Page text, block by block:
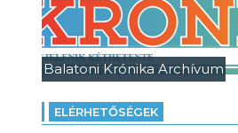
Balatoni Krónika Archívum
ELÉRHETŐSÉGEK